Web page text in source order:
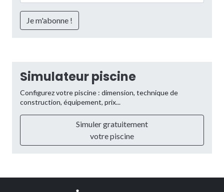
Simulateur piscine
Configurez votre piscine : dimension, technique de
construction, équipement, prix...
Simuler gratuitement
votre piscine